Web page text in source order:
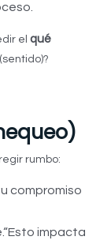
el qué
(sentido)?
rumbo:
compromiso
“Esto impacta